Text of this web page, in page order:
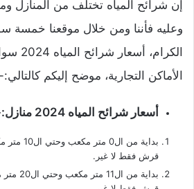
إن شرائح المياه تختلف من المنازل
وعليه فأننا ومن خلال موقعنا خمسة
الأماكن التجارية، موضح إليكم كالتالي:-
أسعار شرائح المياه 2024 منازل:-
قرش فقط لا غير.